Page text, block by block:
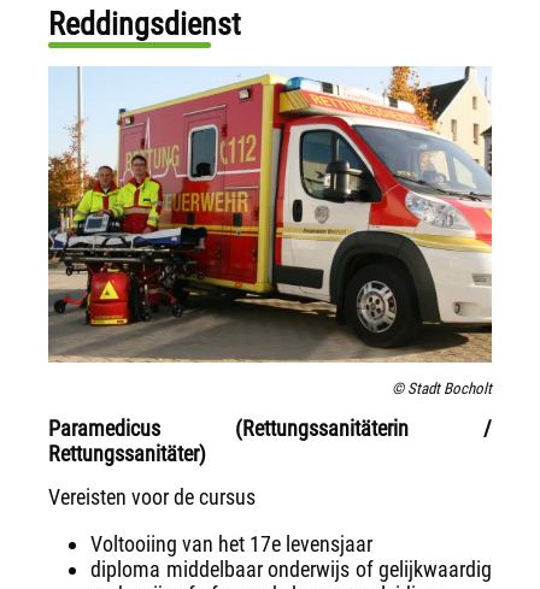
Reddingsdienst
© Stadt Bocholt
Paramedicus (Rettungssanitäterin /
Rettungssanitäter)
Vereisten voor de cursus
Voltooiing van het 17e levensjaar
diploma middelbaar onderwijs of gelijkwaardig